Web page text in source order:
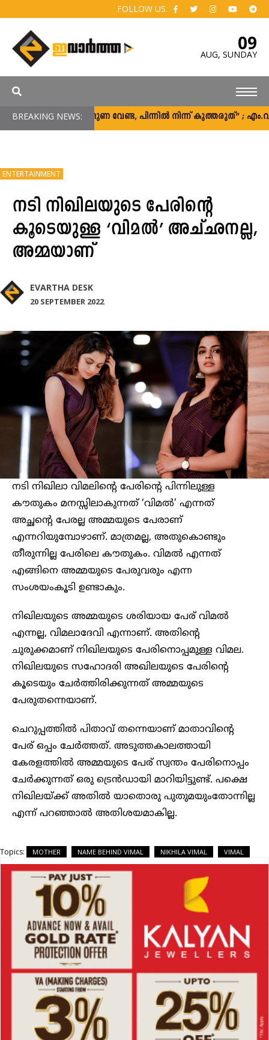
FOLLOW US:
09
AUG, SUNDAY
BREAKING NEWS:“പിന്തുണ വേണ്ട, പിന്നിൽ നിന്ന് കുത്തരുത്” ;
ENTERTAINMENT
നടി നിഖിലയുടെ പേരിന്റെ
കൂടെയുള്ള ‘വിമല്‍’ അച്ഛനല്ല,
അമ്മയാണ്
EVARTHA DESK
20 SEPTEMBER 2022
നടി നിഖിലാ വിമലിന്റെ പേരിന്റെ പിന്നിലുള്ള
കൗതുകം മനസ്സിലാകുന്നത് ‘വിമല്‍’ എന്നത്
അച്ഛന്റെ പേരല്ല അമ്മയുടെ പേരാണ്
എന്നറിയുമ്പോഴാണ്. മാത്രമല്ല, അതുകൊണ്ടും
തീരുന്നില്ല പേരിലെ കൗതുകം. വിമല്‍ എന്നത്
എങ്ങിനെ അമ്മയുടെ പേരുവരും എന്ന
സംശയംകൂടി ഉണ്ടാകും.
നിഖിലയുടെ അമ്മയുടെ ശരിയായ പേര് വിമല്‍
എന്നല്ല, വിമലാദേവി എന്നാണ്. അതിന്റെ
ചുരുക്കമാണ് നിഖിലയുടെ പേരിനൊപ്പമുള്ള വിമല.
നിഖിലയുടെ സഹോദരി അഖിലയുടെ പേരിന്റെ
കൂടെയും ചേര്‍ത്തിരിക്കുന്നത് അമ്മയുടെ
പേരുതന്നെയാണ്.
ചെറുപ്പത്തില്‍ പിതാവ് തന്നെയാണ് മാതാവിന്റെ
പേര് ഒപ്പം ചേര്‍ത്തത്. അടുത്തകാലത്തായി
കേരളത്തിൽ അമ്മയുടെ പേര് സ്വന്തം പേരിനൊപ്പം
ചേര്‍ക്കുന്നത് ഒരു ട്രെന്‍ഡായി മാറിയിട്ടുണ്ട്. പക്ഷെ
നിഖിലയ്ക്ക് അതില്‍ യാതൊരു പുതുമയുംതോന്നില്ല
എന്ന് പറഞ്ഞാൽ അതിശയമാകില്ല.
Topics: MOTHER NAME BEHIND VIMAL NIKHILA VIMAL VIMAL